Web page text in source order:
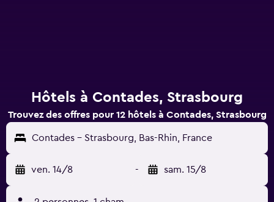
Hôtels à Contades, Strasbourg
Trouvez des offres pour 12 hôtels à Contades, Strasbourg
Contades - Strasbourg, Bas-Rhin, France
ven. 14/8 - sam. 15/8